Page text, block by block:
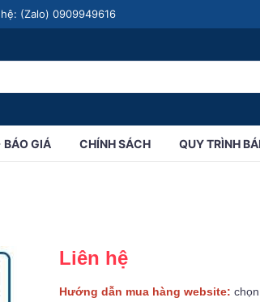
(Zalo) 0909949616
BÁO GIÁ CHÍNH SÁCH QUY TRÌNH
Liên hệ
Hướng dẫn mua hàng website: